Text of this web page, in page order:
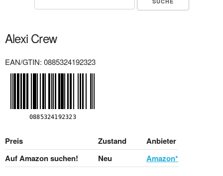
Alexi Crew
EAN/GTIN: 0885324192323
Preis Zustand
Anbieter
Auf Amazon suchen!
Neu Amazon*